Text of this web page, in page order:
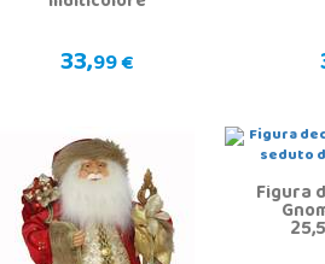
33,99 €
Figura